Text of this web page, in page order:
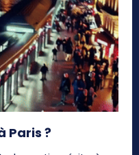
Paris ?